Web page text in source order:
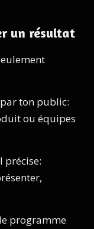
un résultat
ton public:
ou équipes
précise:
programme